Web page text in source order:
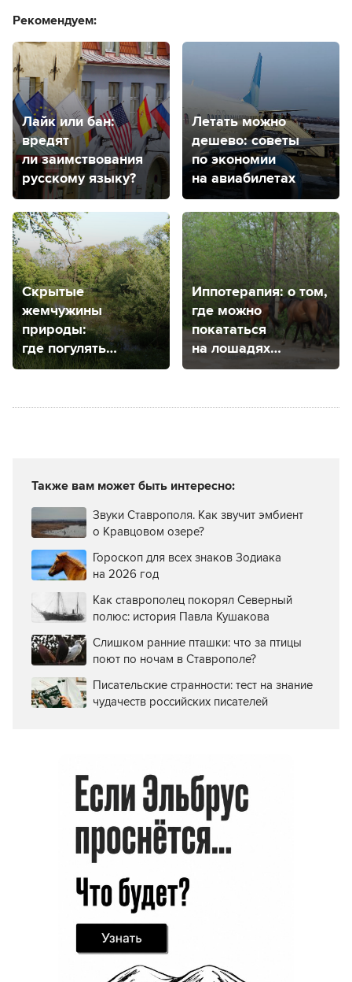
Рекомендуем:
Лайк или бан:
вредят
ли заимствования
русскому языку?
Летать можно
дешево: советы
по экономии
на авиабилетах
Скрытые
жемчужины
природы:
где погулять
и что посмотреть
и заказниках
Иппотерапия: о том,
где можно
покататься
на лошадях
в Ставрополе
удовольствие
Также вам может быть интересно:
Звуки Ставрополя. Как звучит эмбиент
о Кравцовом озере?
Гороскоп для всех знаков Зодиака
на 2026 год
Как ставрополец покорял Северный
полюс: история Павла Кушакова
Слишком ранние пташки: что за птицы
поют по ночам в Ставрополе?
Писательские странности: тест на знание
чудачеств российских писателей